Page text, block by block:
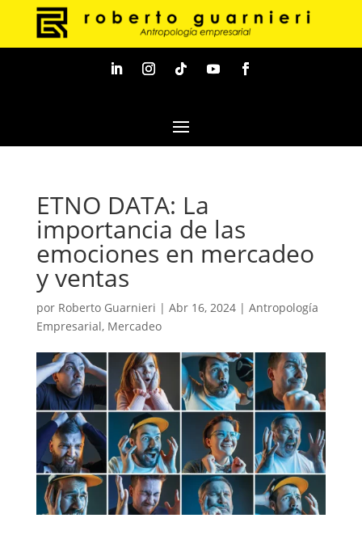
ETNO DATA: La
importancia de las
emociones en mercadeo
y ventas
por Roberto Guarnieri | Abr 16, 2024| Antropología
Empresarial, Mercadeo